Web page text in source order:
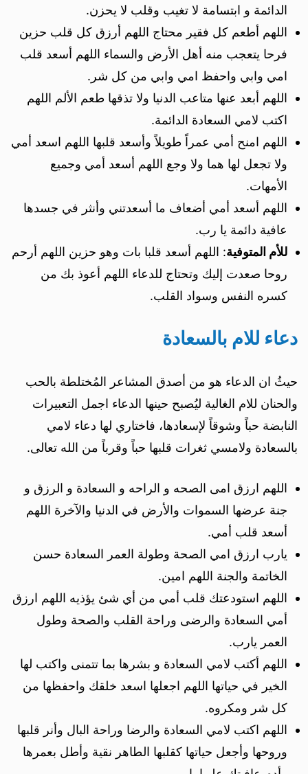
الدائمة و ابتسامة لا تغيب وقلب لا يحزن.
اللهم أطعم كل فقير محتاج اللهم أرزق كل قلب حزين
فرحا يتعجب منه أهل الأرض والسماء اللهم أسعد قلب
امي وابي واحفظ امي وابي من كل شر.
اللهم أبعد عنها متاعب الدنيا ولا تذقها طعم الألم اللهم
اكتب لامي السعادة الدائمة.
اللهم امنح أمي عمراً طويلاً وأسعد قلبها اللهم اسعد أمي
ولا تجعل لها هما ولا وجع اللهم أسعد أمي وجميع
الأمهات.
اللهم أسعد أمي أضعاف ما أسعدتني وأنثر في جسدها
عافية دائمة يا رب.
للأم المتوفية: اللهم أسعد قلبا بات وهو حزين اللهم أرحم
روحا صعدت إليك وتحتاج للدعاء اللهم أعوذ بك من
كسره النفس وسواد القلب.
دعاء للام بالسعادة
حيثُ ان الدعاء هو من أصدق المشاعر المُختلطة بالحب
والحنان للام الغالية ليُصبح حينها الدعاء اجمل التعبيرات
النابضة حباً وشوقاً لإسعادها، فاختاري لها دعاء لامي
بالسعادة ولامسي ثغرات قلبها حباً وقرباً من الله تعالى.
اللهم ارزق امى الصحه و الراحه و السعادة و الرزق و
جنة عرضها السموات والأرض في الدنيا والآخرة اللهم
أسعد قلب أمي.
يارب ارزق امي الصحة وطولة العمر السعادة حسن
الخاتمة والجنة اللهم امين.
اللهم استودعتك قلب أمي من أي شئ يؤذيه اللهم ارزق
أمي السعادة والرضى وراحة القلب والصحة وطول
العمر يارب.
اللهم أكتب لامي السعادة و بشرها بما تتمنى واكتب لها
الخير في حياتها اللهم اجعلها اسعد خلقك واحفظها من
كل شر ومكروه.
اللهم اكتب لامي السعادة والرضا وراحة البال وأنر قلبها
وروحها وأجعل حياتها كقلبها الطاهر نقية وأطل بعمرها